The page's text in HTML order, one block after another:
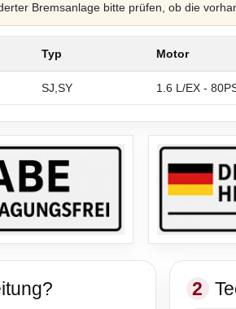
Bremsanlage bitte prüfen, ob die
Typ Motor
SJ,SY 1.6 L/EX -
2